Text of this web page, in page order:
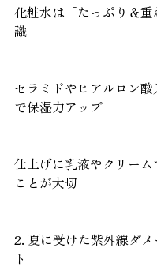
化粧水は「たっぷり＆
識
セラミドやヒアルロン
で保湿力アップ
仕上げに乳液やクリーム
ことが大切
2. 夏に受けた紫外線ダ
ト